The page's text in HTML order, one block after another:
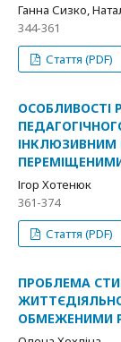
Ганна Сизко,
344-361
Стаття (PDF)
ІНКЛЮЗИВНИМ
Ігор Хотенюк
361-374
Стаття (PDF)
ПРОБЛЕМА
ОБМЕЖЕНИМИ